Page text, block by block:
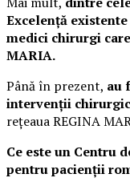
Excelență
medici chirurgi
MARIA.
Până în prezent, au
intervenții
rețeaua REGINA
Ce este un Centru
pentru pacienții